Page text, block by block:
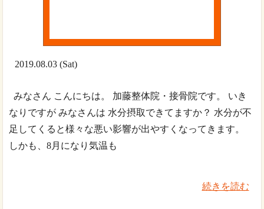
2019.08.03 (Sat)
みなさん こんにちは。 加藤整体院・接骨院です。 いき
なりですが みなさんは 水分摂取できてますか？ 水分が不
足してくると様々な悪い影響が出やすくなってきます。
しかも、8月になり気温も
続きを読む